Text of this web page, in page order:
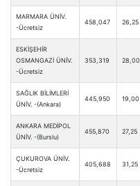
MARMARA ÜNİV.
-Ücretsiz
458,047 26,25
ESKİŞEHİR
OSMANGAZİ ÜNİV.
-Ücretsiz
353,319 28,00
SAĞLIK BİLİMLERİ
ÜNİV. -(Ankara)
445,950 19,00
ANKARA MEDİPOL
ÜNİV. -(Burslu)
455,870 27,25
ÇUKUROVA ÜNİV.
-Ücretsiz
405,688 31,25